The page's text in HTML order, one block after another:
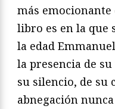
más
libro es en la que
la edad
la presencia de
su silencio, de su
abnegación